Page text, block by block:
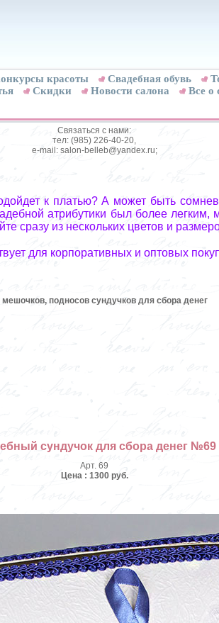
красоты Свадебная обувь
Скидки Новости салона Все о
Связаться с нами:
тел: (985) 226-40-20,
e-mail: salon-belleb@yandex.ru;
к платью? А может быть
атрибутики был более
сразу из нескольких цветов и
для корпоративных и оптовых
подносов сундучков для сбора денег
сундучок для сбора денег №69
Арт. 69
Цена : 1300 руб.